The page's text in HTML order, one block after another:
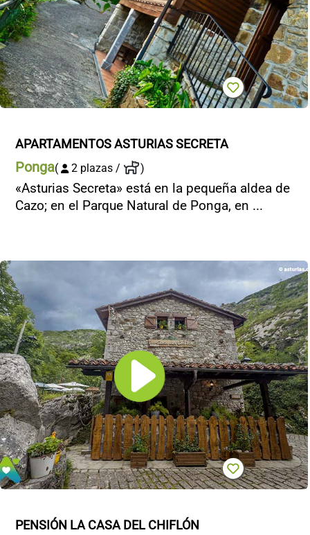
APARTAMENTOS ASTURIAS SECRETA
Ponga( 2 plazas / )
«Asturias Secreta» está en la pequeña aldea de
Cazo; en el Parque Natural de Ponga, en ...
PENSIÓN LA CASA DEL CHIFLÓN